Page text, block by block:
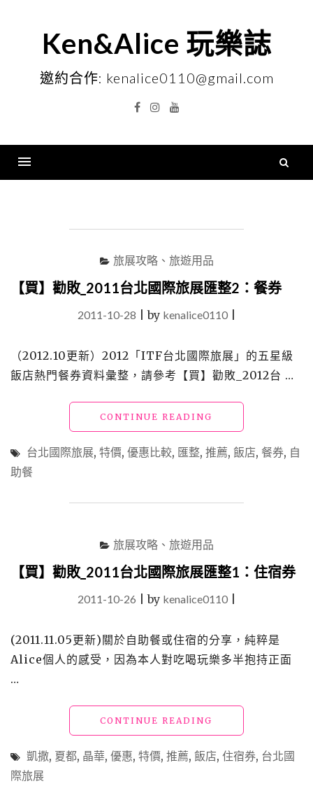
Ken&Alice 玩樂誌
邀約合作: kenalice0110@gmail.com
FacebookInstagramYouTube
旅展攻略、旅遊用品
【買】勸敗_2011台北國際旅展匯整2：餐券
2011-10-28 |by kenalice0110|
（2012.10更新）2012「ITF台北國際旅展」的五星級
飯店熱門餐券資料彙整，請參考【買】勸敗_2012台 …
CONTINUE READING
勸
敗
_2011
國
展
匯
整
台北國際旅展, 特價, 優惠比較, 匯整, 推薦, 飯店, 餐券, 自
助餐
旅展攻略、旅遊用品
【買】勸敗_2011台北國際旅展匯整1：住宿券
2011-10-26 |by kenalice0110|
(2011.11.05更新)關於自助餐或住宿的分享，純粹是
Alice個人的感受，因為本人對吃喝玩樂多半抱持正面
…
CONTINUE READING
勸
敗
_2011
凱撒, 夏都, 晶華, 優惠, 特價, 推薦, 飯店, 住宿券, 台北國
際旅展